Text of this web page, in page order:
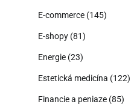
E-commerce (145)
E-shopy (81)
Energie (23)
Estetická medicína (122)
Financie a peniaze (85)